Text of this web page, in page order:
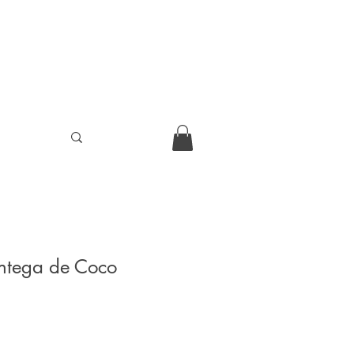
de Coco